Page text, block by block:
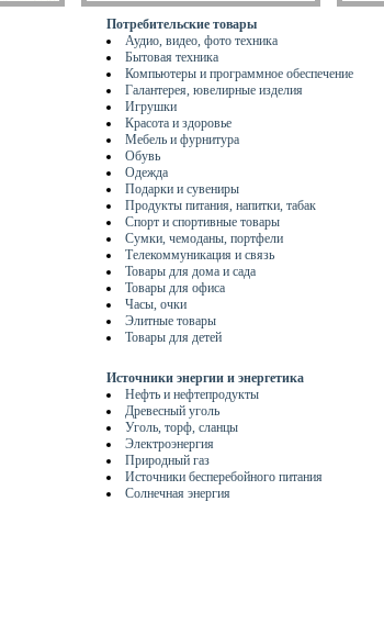
Потребительские товары
Аудио, видео, фото техника
Бытовая техника
Компьютеры и программное обеспечение
Галантерея, ювелирные изделия
Игрушки
Красота и здоровье
Мебель и фурнитура
Обувь
Одежда
Подарки и сувениры
Продукты питания, напитки, табак
Спорт и спортивные товары
Сумки, чемоданы, портфели
Телекоммуникация и связь
Товары для дома и сада
Товары для офиса
Часы, очки
Элитные товары
Товары для детей
Источники энергии и энергетика
Нефть и нефтепродукты
Древесный уголь
Уголь, торф, сланцы
Электроэнергия
Природный газ
Источники бесперебойного питания
Солнечная энергия